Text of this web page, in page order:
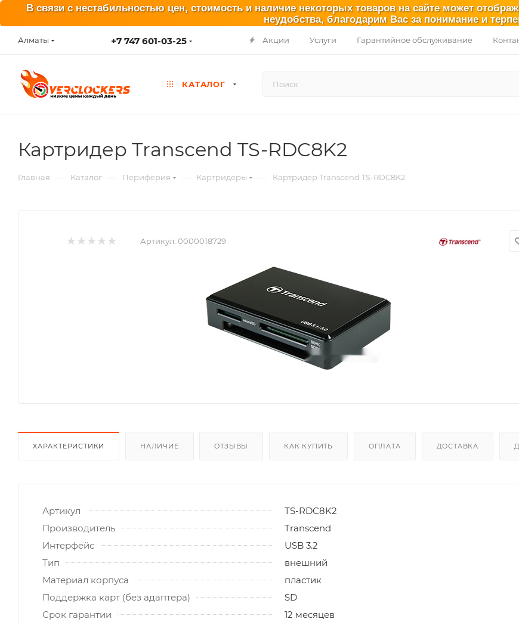
В связи с нестабильностью цен, стоимость и наличие некоторых товаров на сайте может
неудобства, благодарим Вас за понимание и
Алматы +7 747 601-03-25 Акции Услуги Гарантийное обслуживание
КАТАЛОГ
Картридер Transcend TS-RDC8K2
Главная — Каталог — Периферия — Картридеры — Картридер Transcend TS-RDC8K2
Артикул: 0000018729
ХАРАКТЕРИСТИКИ НАЛИЧИЕ ОТЗЫВЫ КАК КУПИТЬ ОПЛАТА ДОСТАВКА
Артикул
TS-RDC8K2
Производитель
Transcend
Интерфейс
USB 3.2
Тип
внешний
Материал корпуса
пластик
Поддержка карт (без адаптера)
SD
Срок гарантии
12 месяцев